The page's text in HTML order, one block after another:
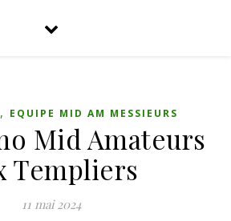
, EQUIPE MID AM MESSIEURS
Mid Amateurs
Templiers
11 mai 2024